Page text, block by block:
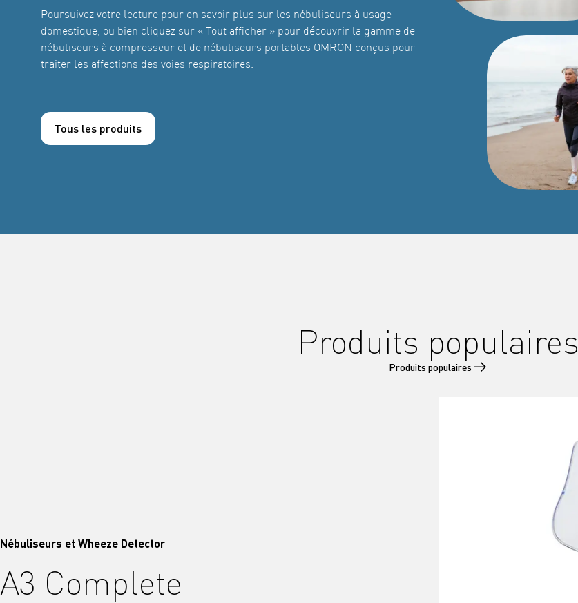
Poursuivez votre lecture pour en savoir plus sur les nébuliseurs à usage
domestique, ou bien cliquez sur « Tout afficher » pour découvrir la gamme de
nébuliseurs à compresseur et de nébuliseurs portables OMRON conçus pour
traiter les affections des voies respiratoires.
Tous les produits
Produits populaires
Produits populaires
Nébuliseurs et Wheeze Detector
A3 Complete